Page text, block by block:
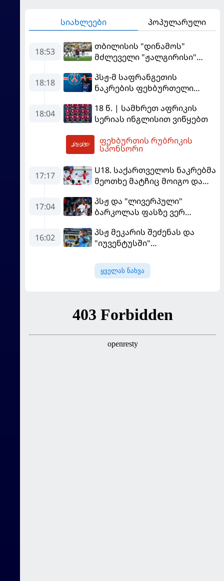
სიახლეები პოპულარული
18:53
თბილისის "დინამოს"
მძლეველი "ჟალგირისი"
განადგურდა
18:18
პსჟ-მ საფრანგეთის
ნაკრების ფეხბურთელი
18:04
18 წ. | სამხრეთ აფრიკის
სერიას ინგლისით ვიწყებთ
ფეხბურთის რუბრიკის
სპონსორი
17:17
U18. საქართველოს ნაკრებმა
მეოთხე მატჩიც მოიგო და
გახდა
17:04
პსჟ და "ლივერპული"
ბარკოლას ფასზე ვერ
16:02
პსჟ მეკარის შეძენას და
"იუვენტუსში"
ყველას ნახვა